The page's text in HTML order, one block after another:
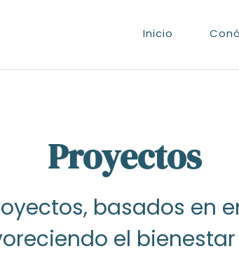
Inicio
Proyectos
basados en
el